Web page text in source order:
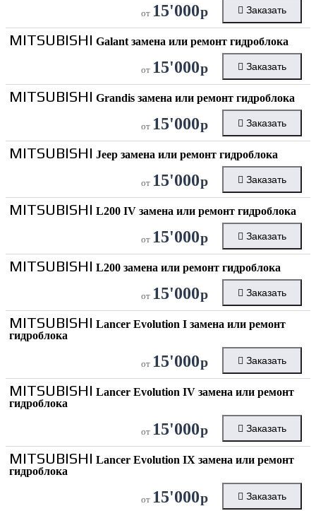
от 15'000р Заказать
MITSUBISHI Galant замена или ремонт гидроблока
от 15'000р Заказать
MITSUBISHI Grandis замена или ремонт гидроблока
от 15'000р Заказать
MITSUBISHI Jeep замена или ремонт гидроблока
от 15'000р Заказать
MITSUBISHI L200 IV замена или ремонт гидроблока
от 15'000р Заказать
MITSUBISHI L200 замена или ремонт гидроблока
от 15'000р Заказать
MITSUBISHI Lancer Evolution I замена или ремонт
гидроблока
от 15'000р Заказать
MITSUBISHI Lancer Evolution IV замена или ремонт
гидроблока
от 15'000р Заказать
MITSUBISHI Lancer Evolution IX замена или ремонт
гидроблока
от 15'000р Заказать